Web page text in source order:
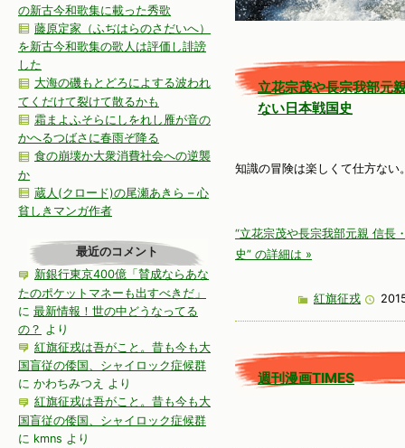
立花宗茂や長宗我部元
ない日本戦国史
知識の冒険は楽しくて仕方ない
“立花宗茂や長宗我部元親 信長
史” の詳細は »
紅旗征戎
週刊漫画TIMES
の新古今和歌集に載った秀歌
藤原定家（ふぢはらのさだいへ）
を新古今和歌集の歌人は評価し誹謗
した
大海の磯もとどろによする波われ
てくだけて裂けて散るかも
霜まよふそらにしをれし雁が音の
かへるつばさに春雨ぞ降る
食の崩壊か大衆消費社会への逆襲
か
蔵人(クロード)の尾瀬あきら – 心
貧しきマンガ作者
最近のコメント
新銀行東京400億「賛成ならあな
たのポケットマネーも出すべきだ」
に 最新情報！世の中どうなってる
の？ より
紅旗征戎は吾がこと。昔も今も大
国盲従の倭国、シャイロック症候群
に かわちみつえ より
紅旗征戎は吾がこと。昔も今も大
国盲従の倭国、シャイロック症候群
に kmns より